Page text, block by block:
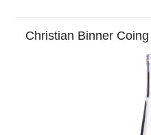
Christian Binner